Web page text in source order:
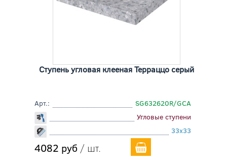
Ступень угловая клееная Терраццо серый
Арт.:
SG632620R/GCA
Угловые ступени
33x33
4082 руб / шт.